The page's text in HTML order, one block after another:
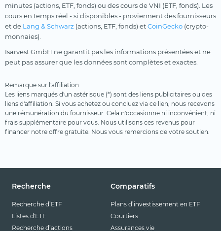
minutes (actions, ETF, fonds) ou des cours de VNI (ETF, fonds). Les
cours en temps réel - si disponibles - proviennent des fournisseurs
et de Lang & Schwarz (actions, ETF, fonds) etCoinGecko (crypto-
monnaies).
Isarvest GmbH ne garantit pas les informations présentées et ne
peut pas assurer que les données sont complètes et exactes.
Remarque sur l'affiliation
Les liens marqués d'un astérisque (*) sont des liens publicitaires ou des
liens d'affiliation. Si vous achetez ou concluez via ce lien, nous recevons
une rémunération du fournisseur. Cela n'occasionne ni inconvénient, ni
frais supplémentaire pour vous. Nous utilisons ces revenus pour
financer notre offre gratuite. Nous vous remercions de votre soutien.
Recherche
Recherche d’ETF
Listes d'ETF
Recherche d’actions
Comparatifs
Plans d’investissement en ETF
Courtiers
Assurances vie